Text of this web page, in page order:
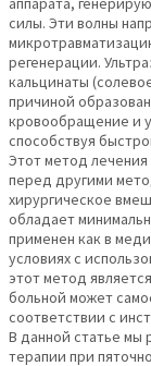
силы. Эти волны
регенерации.
кальцинаты
причиной
кровообращение и
способствуя
Этот метод
перед другими
хирургическое
обладает
применен как в
условиях с
этот метод
больной может
соответствии с
В данной статье мы
терапии при